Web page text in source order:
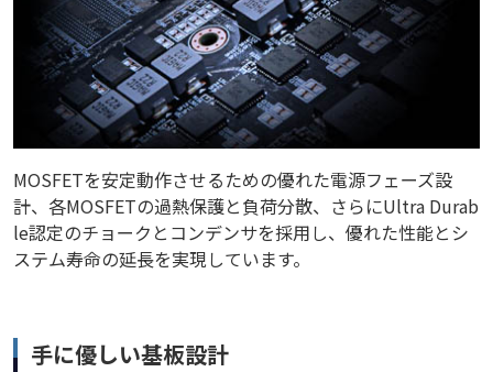
MOSFETを安定動作させるための優れた電源フェーズ設
計、各MOSFETの過熱保護と負荷分散、さらにUltra Durab
le認定のチョークとコンデンサを採用し、優れた性能とシ
ステム寿命の延長を実現しています。
手に優しい基板設計